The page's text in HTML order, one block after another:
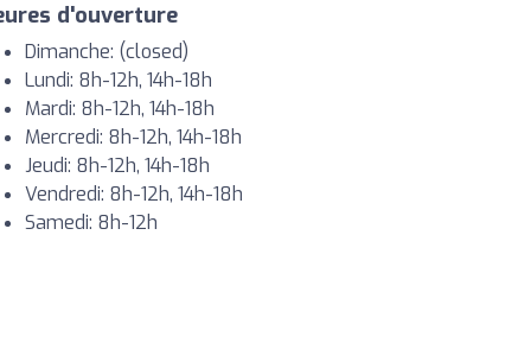
d'ouverture
Dimanche: (closed)
Lundi: 8h-12h, 14h-18h
Mardi: 8h-12h, 14h-18h
Mercredi: 8h-12h, 14h-18h
Jeudi: 8h-12h, 14h-18h
Vendredi: 8h-12h, 14h-18h
Samedi: 8h-12h